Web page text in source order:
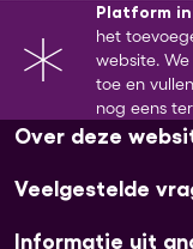
Platform
het
website.
toe en
nog eens
Over deze
Veelgestelde
Informatie uit